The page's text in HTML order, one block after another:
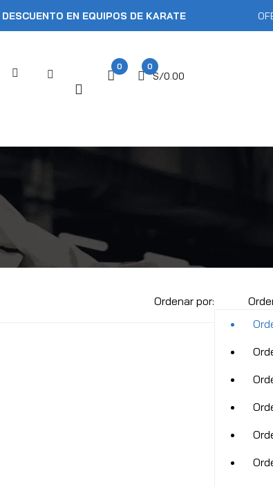
EN EQUIPOS DE KARATE
0 0
S/0.00
Ordenar por: